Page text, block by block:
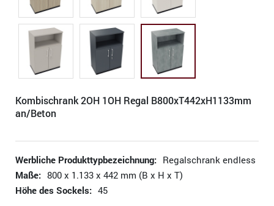
Kombischrank 2OH 1OH Regal B800xT442xH1133mm
an/Beton
Werbliche Produkttypbezeichnung: Regalschrank endless
Maße: 800 x 1.133 x 442 mm (B x H x T)
Höhe des Sockels: 45